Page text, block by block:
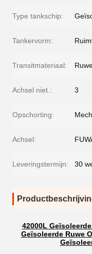
Type tankschip:
Tankervorm:
Transitmateriaal:
Achsel niet.: 3
Opschorting:
Achsel:
Leveringstermijn: 30
42000L
Geïsoleerde Ruwe